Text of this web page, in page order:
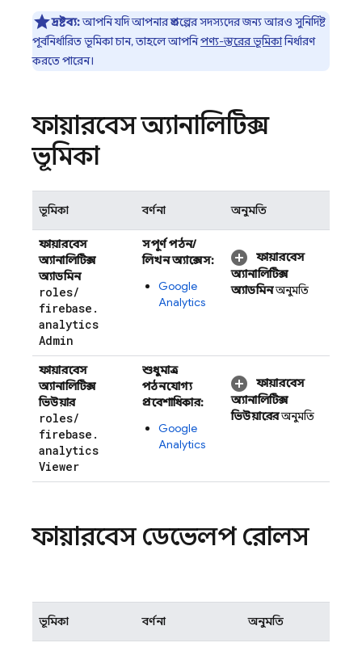
দ্রষ্টব্য:আপনি যদি আপনার প্রকল্পের সদস্যদের জন্য আরও সুনির্দিষ্ট
পূর্বনির্ধারিত ভূমিকা চান, তাহলে আপনিপণ্য-স্তরের ভূমিকানির্ধারণ
করতে পারেন।
ফায়ারবেস অ্যানালিটিক্স
ভূমিকা
ভূমিকা বর্ণনা অনুমতি
ফায়ারবেস
অ্যানালিটিক্স
অ্যাডমিন
roles/
firebase .
analytics
Admin
সম্পূর্ণ পঠন/
লিখন অ্যাক্সেস:
Google
Analytics
ফায়ারবেস
অ্যানালিটিক্স
অ্যাডমিনঅনুমতি
ফায়ারবেস
অ্যানালিটিক্স
ভিউয়ার
roles/
firebase .
analytics
Viewer
শুধুমাত্র
পঠনযোগ্য
প্রবেশাধিকার:
Google
Analytics
ফায়ারবেস
অ্যানালিটিক্স
ভিউয়ারেরঅনুমতি
ফায়ারবেস ডেভেলপ রোলস
ভূমিকা বর্ণনা অনুমতি